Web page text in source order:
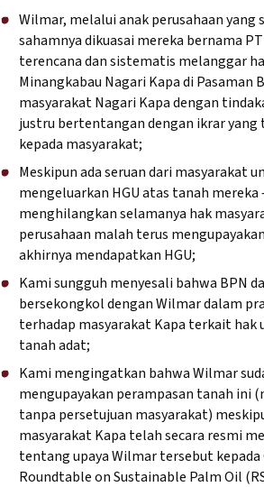
Wilmar, melalui anak perusahaan yang
sahamnya dikuasai mereka bernama PT
terencana dan sistematis melanggar
Minangkabau Nagari Kapa di Pasaman
masyarakat Nagari Kapa dengan
justru bertentangan dengan ikrar yang
kepada masyarakat;
Meskipun ada seruan dari masyarakat
mengeluarkan HGU atas tanah mereka
menghilangkan selamanya hak
perusahaan malah terus
akhirnya mendapatkan HGU;
Kami sungguh menyesali bahwa BPN
bersekongkol dengan Wilmar dalam
terhadap masyarakat Kapa terkait hak
tanah adat;
Kami mengingatkan bahwa Wilmar
mengupayakan perampasan tanah ini
tanpa persetujuan masyarakat)
masyarakat Kapa telah secara resmi
tentang upaya Wilmar tersebut kepada
Roundtable on Sustainable Palm Oil